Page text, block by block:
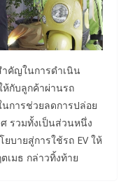
คัญในการดำเนิน
กับลูกค้าผ่านรถ
การช่วยลดการปล่อย
รวมทั้งเป็นส่วนหนึ่ง
บายสู่การใช้รถ EV ให้
เมธ กล่าวทิ้งท้าย